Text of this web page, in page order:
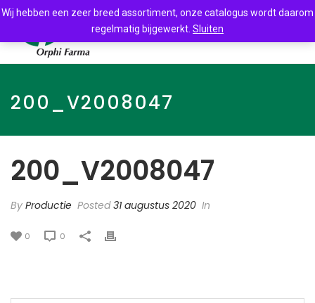
200_V2008047
200_V2008047
By Productie Posted31 augustus 2020 In
0 0
Wij hebben een zeer breed assortiment, onze catalogus wordt daarom
regelmatig bijgewerkt. Sluiten